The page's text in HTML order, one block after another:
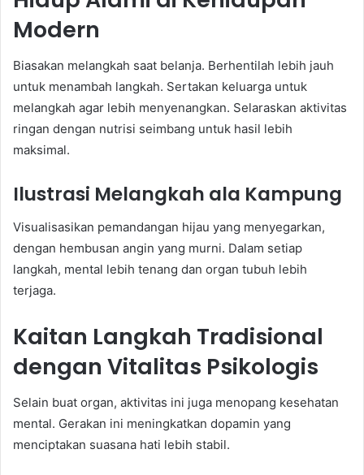
Modern
Biasakan melangkah saat belanja. Berhentilah lebih jauh
untuk menambah langkah. Sertakan keluarga untuk
melangkah agar lebih menyenangkan. Selaraskan aktivitas
ringan dengan nutrisi seimbang untuk hasil lebih
maksimal.
Ilustrasi Melangkah ala Kampung
Visualisasikan pemandangan hijau yang menyegarkan,
dengan hembusan angin yang murni. Dalam setiap
langkah, mental lebih tenang dan organ tubuh lebih
terjaga.
Kaitan Langkah Tradisional
dengan Vitalitas Psikologis
Selain buat organ, aktivitas ini juga menopang kesehatan
mental. Gerakan ini meningkatkan dopamin yang
menciptakan suasana hati lebih stabil.